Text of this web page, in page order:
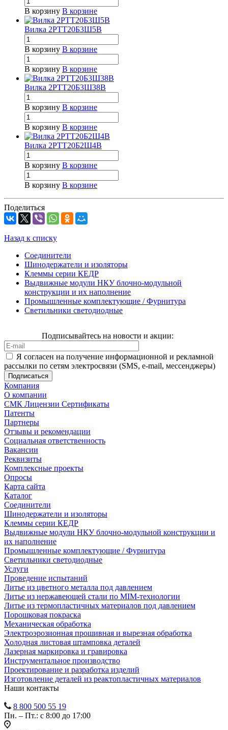
В корзину В корзине
Вилка 2РТТ20Б3Ш5В
В корзину В корзине
В корзину В корзине
Вилка 2РТТ20Б3Ш38В
В корзину В корзине
В корзину В корзине
Вилка 2РТТ20Б2Ш4В
В корзину В корзине
В корзину В корзине
Поделиться
Назад к списку
Соединители
Шинодержатели и изоляторы
Клеммы серии КЕДР
Выдвижные модули НКУ блочно-модульной
конструкции и их наполнение
Промышленные комплектующие / Фурнитура
Светильники светодиодные
Подписывайтесь на новости и акции:
Я согласен на получение информационной и рекламной
рассылки по сетям электросвязи (SMS, e-mail, мессенджеры)
Компания
О компании
СМК Лицензии Сертификаты
Патенты
Партнеры
Отзывы и рекомендации
Социальная ответственность
Вакансии
Реквизиты
Комплексные проекты
Опросы
Карта сайта
Каталог
Соединители
Шинодержатели и изоляторы
Клеммы серии КЕДР
Выдвижные модули НКУ блочно-модульной конструкции и
их наполнение
Промышленные комплектующие / Фурнитура
Светильники светодиодные
Услуги
Проведение испытаний
Литье из цветного металла под давлением
Литье из нержавеющей стали по MIM-технологии
Литье из термопластичных материалов под давлением
Порошковая покраска
Механическая обработка
Электроэрозионная прошивная и вырезная обработка
Холодная листовая штамповка деталей
Лазерная маркировка и гравировка
Инструментальное производство
Проектирование и разработка изделий
Изготовление деталей из реактопластичных материалов
Наши контакты
8 800 500 55 19
Пн. – Пт.: с 8:00 до 17:00